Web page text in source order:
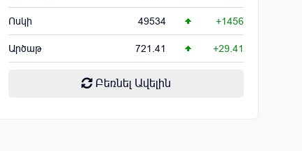
Ոսկի 49534 +1456
Արծաթ 721.41 +29.41
Բեռնել Ավելին